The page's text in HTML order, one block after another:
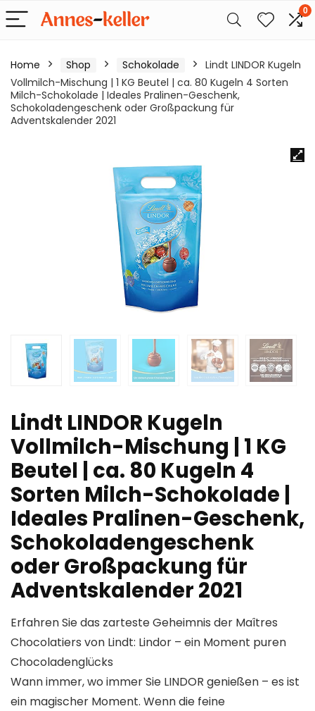
0
Home Shop Schokolade
Lindt LINDOR Kugeln
Vollmilch-Mischung | 1 KG Beutel | ca. 80 Kugeln 4 Sorten
Milch-Schokolade | Ideales Pralinen-Geschenk,
Schokoladengeschenk oder Großpackung für
Adventskalender 2021
Lindt LINDOR Kugeln
Vollmilch-Mischung | 1 KG
Beutel | ca. 80 Kugeln 4
Sorten Milch-Schokolade |
Ideales Pralinen-Geschenk,
Schokoladengeschenk
oder Großpackung für
Adventskalender 2021
Erfahren Sie das zarteste Geheimnis der Maîtres
Chocolatiers von Lindt: Lindor – ein Moment puren
Chocoladenglücks
Wann immer, wo immer Sie LINDOR genießen – es ist
ein magischer Moment. Wenn die feine